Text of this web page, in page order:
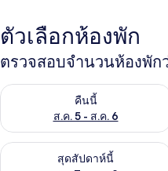
ตัวเลือกห้องพัก
ตรวจสอบจำนวนห้องพัก
คืนนี้
ส.ค. 5 - ส.ค. 6
ตรวจสอบจำนวนห้องพักว่างใน
สุดสัปดาห์นี้
ตรวจสอบจำนวนห้องพักว่างใน